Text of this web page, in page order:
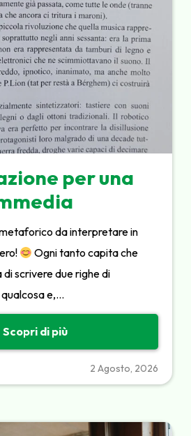
per una
da interpretare in
Ogni tanto capita che
di scrivere due righe di
e,…
Scopri di più
2 Agosto, 2026